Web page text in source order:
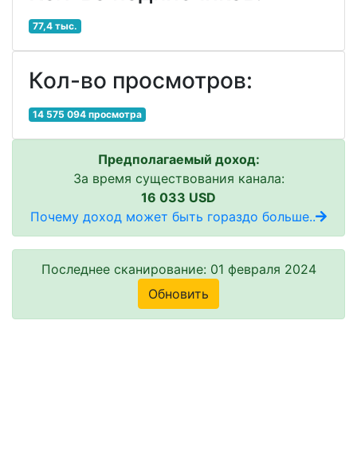
77,4 тыс.
Кол-во просмотров:
14 575 094 просмотра
Предполагаемый доход:
За время существования канала:
16 033 USD
Почему доход может быть гораздо больше..
Последнее сканирование: 01 февраля 2024
Обновить